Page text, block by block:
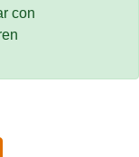
con